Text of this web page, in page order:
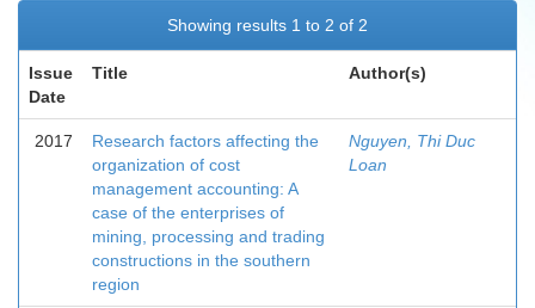
Showing results 1 to 2 of 2
Issue
Date
Title Author(s)
2017
Research factors affecting the
organization of cost
management accounting: A
case of the enterprises of
mining, processing and trading
constructions in the southern
region
Nguyen, Thi Duc
Loan